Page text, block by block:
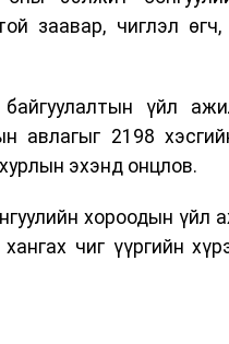
заавар, чиглэл
үйл
авлагыг 2198
эхэнд онцлов.
хороодын үйл
чиг үүргийн